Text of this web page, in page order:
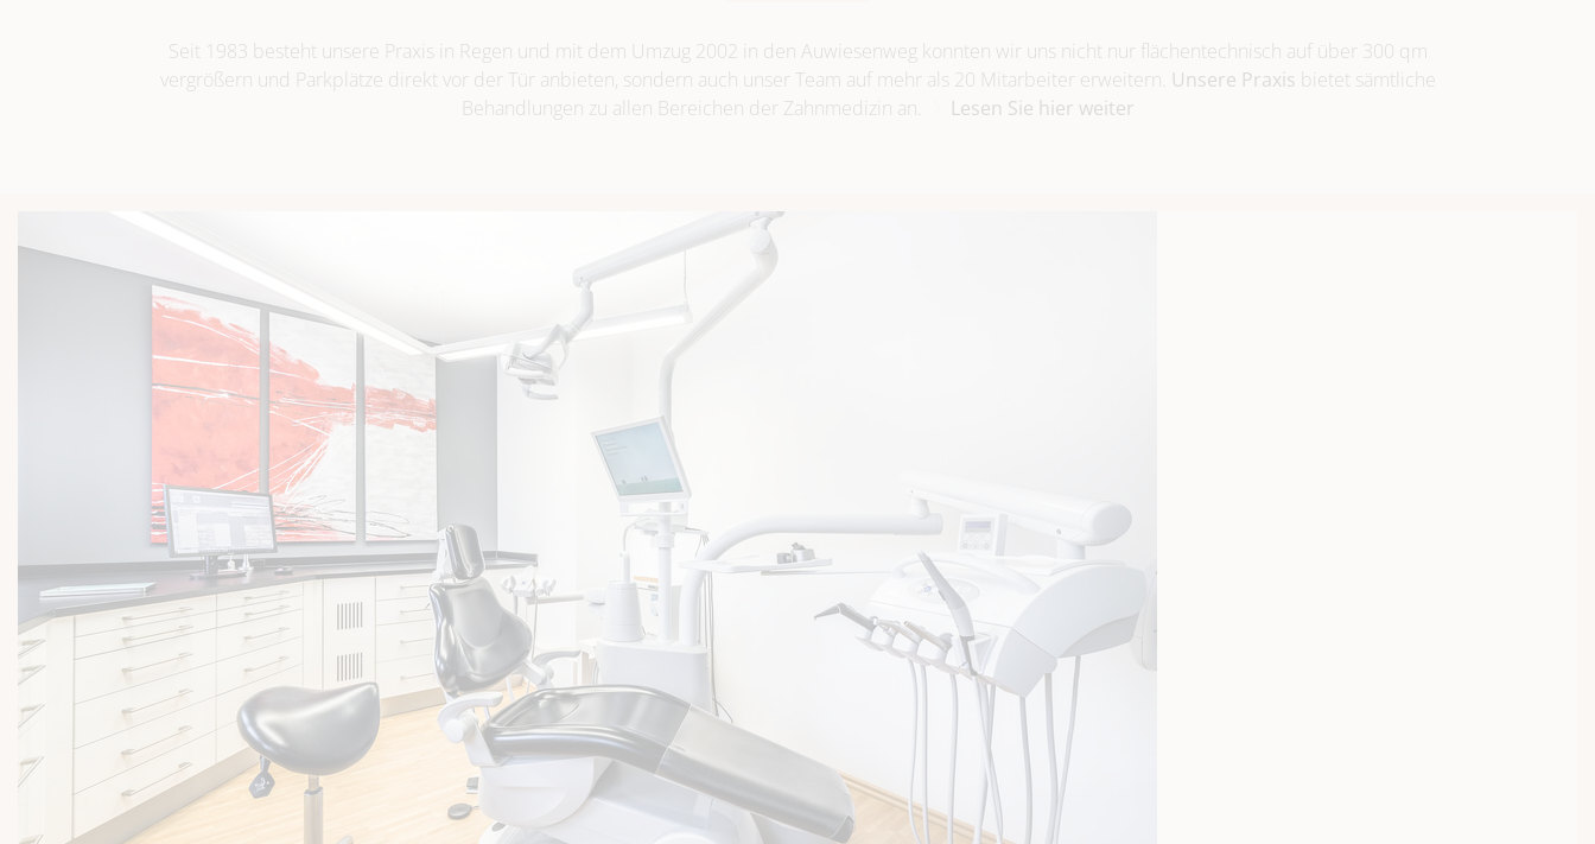
Seit 1983 besteht unsere Praxis in Regen und mit dem Umzug 2002 in den Auwiesenweg konnten wir uns nicht nur flächentechnisch auf über 300 qm
vergrößern und Parkplätze direkt vor der Tür anbieten, sondern auch unser Team auf mehr als 20 Mitarbeiter erweitern. Unsere Praxis bietet sämtliche
Behandlungen zu allen Bereichen der Zahnmedizin an.
Lesen Sie hier weiter